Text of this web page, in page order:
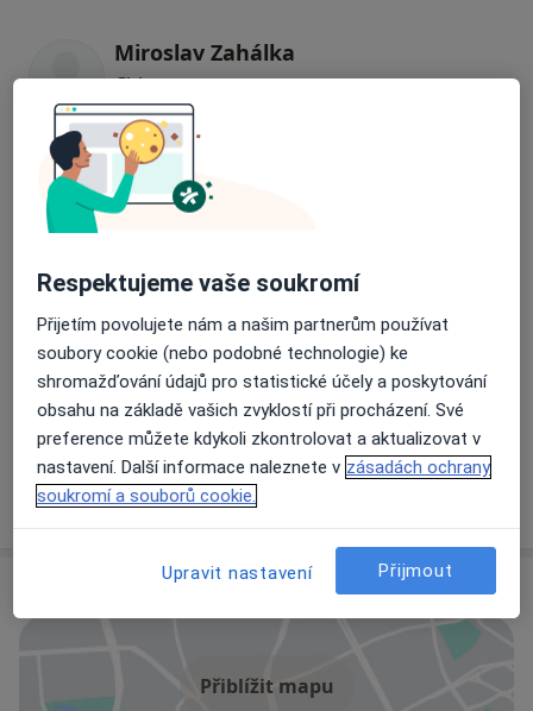
Miroslav Zahálka
Chirurg
Karel Křikava
Chirurg
Jaromír Pangrác
Chirurg, Urolog
MUDr. Jitka Horáková
Chirurg
Přiblížit mapu
Respektujeme vaše soukromí
Přijetím povolujete nám a našim partnerům používat
soubory cookie (nebo podobné technologie) ke
shromažďování údajů pro statistické účely a poskytování
obsahu na základě vašich zvyklostí při procházení. Své
preference můžete kdykoli zkontrolovat a aktualizovat v
nastavení. Další informace naleznete v zásadách ochrany
soukromí a souborů cookie.
Upravit nastavení Přijmout